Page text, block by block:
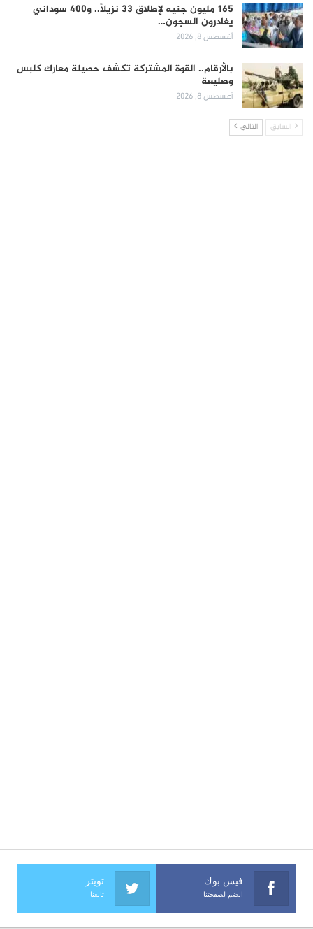
165 مليون جنيه لإطلاق 33 نزيلاً.. و400 سوداني
يغادرون السجون…
أغسطس 8, 2026
بالأرقام.. القوة المشتركة تكشف حصيلة معارك كلبس
وصليعة
أغسطس 8, 2026
السابق التالي
فيس بوك
انضم لصفحتنا
تويتر
تابعنا